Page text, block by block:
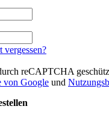
vergessen?
reCAPTCHA
von Google und